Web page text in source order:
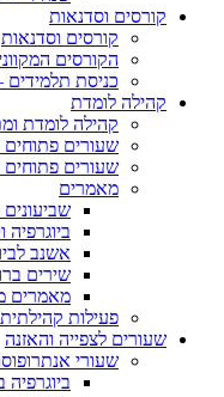
קורסים וסדנאות
קורסים וסדנאות
הקורסים
כניסת תלמידים
קהילה לומדת
קהילה לומדת
שעורים
שעורים פתוחים
מאמרים
שביעונים
ביוגרפיה
אשנב
שירים
מאמרים
פעילות
שעורים לצפייה והאזנה
שעורי
ביוגרפיה